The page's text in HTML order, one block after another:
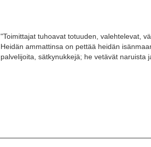
"Toimittajat tuhoavat totuuden, valehtelevat,
Heidän ammattinsa on pettää heidän
palvelijoita, sätkynukkejä; he vetävät naruista